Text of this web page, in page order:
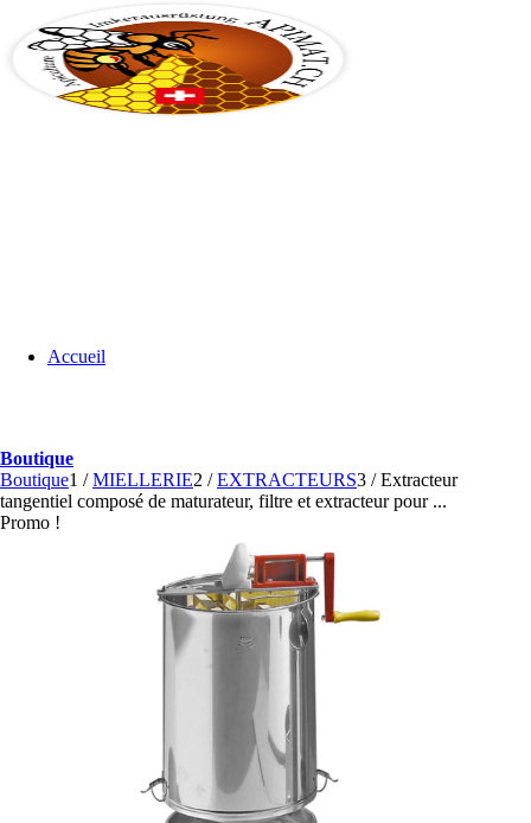
Accueil
Achat de nucléis
Boutique
Boutique1 / MIELLERIE2 / EXTRACTEURS3 / Extracteur
tangentiel composé de maturateur, filtre et extracteur pour ...
Promo !